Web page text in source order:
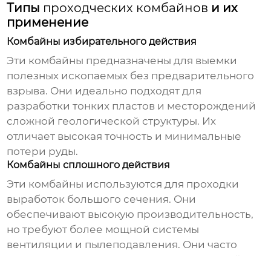
Типы проходческих комбайнов и их
применение
Комбайны избирательного действия
Эти комбайны предназначены для выемки
полезных ископаемых без предварительного
взрыва. Они идеально подходят для
разработки тонких пластов и месторождений
сложной геологической структуры. Их
отличает высокая точность и минимальные
потери руды.
Комбайны сплошного действия
Эти комбайны используются для проходки
выработок большого сечения. Они
обеспечивают высокую производительность,
но требуют более мощной системы
вентиляции и пылеподавления. Они часто